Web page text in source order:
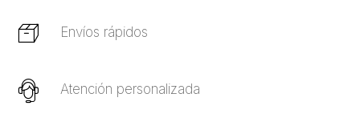
Envíos rápidos
Atención personalizada